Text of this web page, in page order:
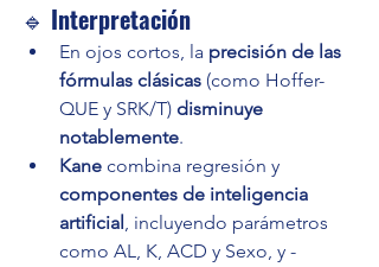
🔹 Interpretación
En ojos cortos, la precisión de las
fórmulas clásicas (como Hoffer-
QUE y SRK/T) disminuye
notablemente.
Kane combina regresión y
componentes de inteligencia
artificial, incluyendo parámetros
como AL, K, ACD y Sexo, y -